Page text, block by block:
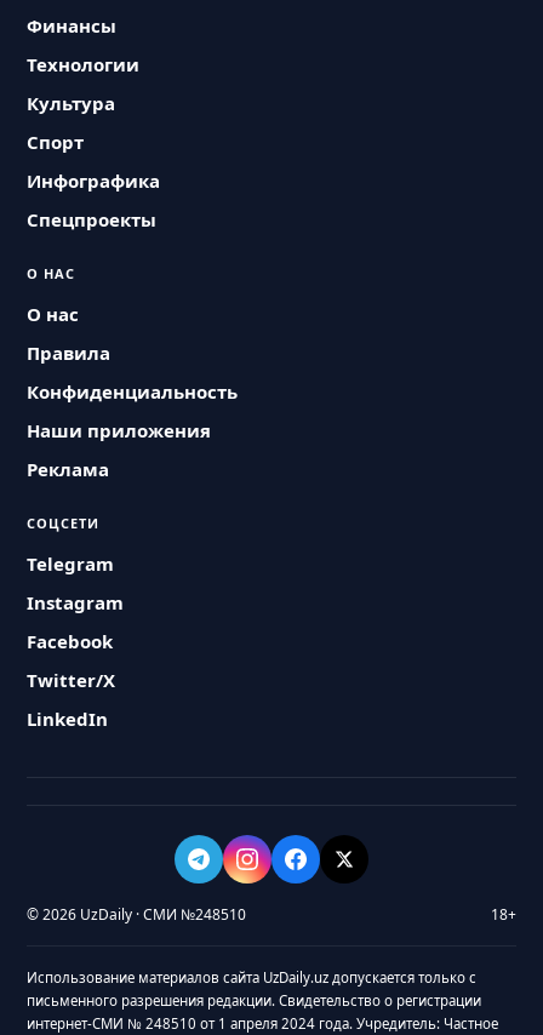
Финансы
Технологии
Культура
Спорт
Инфографика
Спецпроекты
О НАС
О нас
Правила
Конфиденциальность
Наши приложения
Реклама
СОЦСЕТИ
Telegram
Instagram
Facebook
Twitter/X
LinkedIn
© 2026 UzDaily · СМИ №248510 18+
Использование материалов сайта UzDaily.uz допускается только с
письменного разрешения редакции. Свидетельство о регистрации
интернет-СМИ № 248510 от 1 апреля 2024 года. Учредитель: Частное